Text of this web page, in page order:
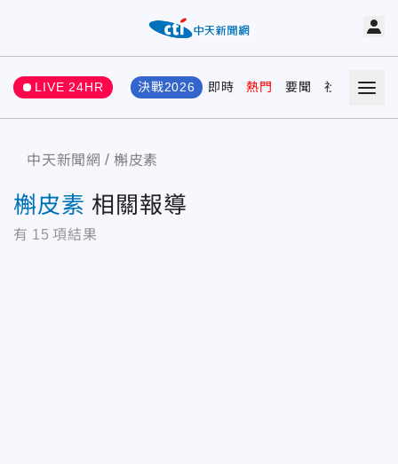
LIVE 24HR 決戰2026 即時 熱門 要聞 社會 娛樂
中天新聞網 槲皮素
槲皮素 相關報導
有 15 項結果